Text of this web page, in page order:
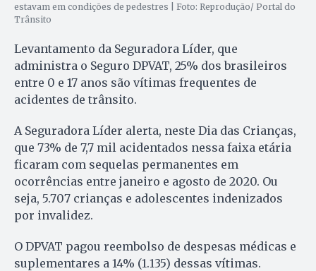
estavam em condições de pedestres | Foto: Reprodução/ Portal do
Trânsito
Levantamento da Seguradora Líder, que
administra o Seguro DPVAT, 25% dos brasileiros
entre 0 e 17 anos são vítimas frequentes de
acidentes de trânsito.
A Seguradora Líder alerta, neste Dia das Crianças,
que 73% de 7,7 mil acidentados nessa faixa etária
ficaram com sequelas permanentes em
ocorrências entre janeiro e agosto de 2020. Ou
seja, 5.707 crianças e adolescentes indenizados
por invalidez.
O DPVAT pagou reembolso de despesas médicas e
suplementares a 14% (1.135) dessas vítimas.